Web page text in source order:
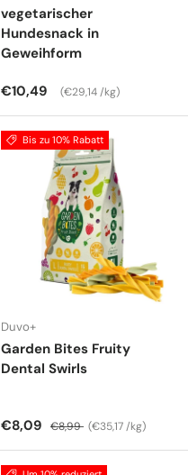
vegetarischer
Hundesnack in
Geweihform
Normaler Preis
€10,49 Grundpreis
€29,14 /kg
Bis zu 10% Rabatt
Duvo+
Garden Bites Fruity
Dental Swirls
Verkaufspreis
€8,09 Normaler Preis
€8,99 Grundpreis
€35,17 /kg